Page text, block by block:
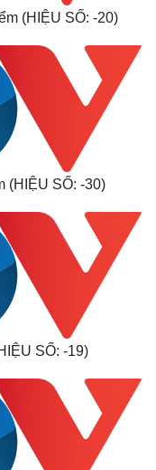
(HIỆU SỐ: -20)
(HIỆU SỐ: -30)
SỐ: -19)